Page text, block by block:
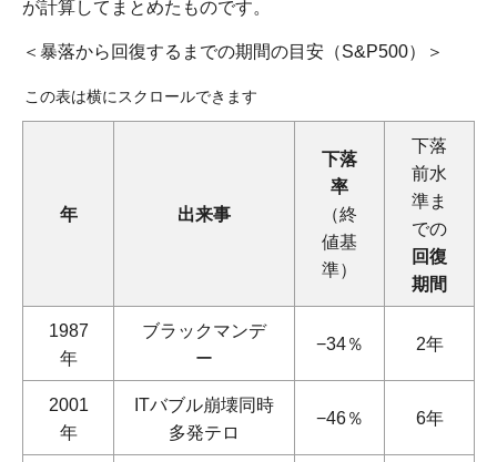
が計算してまとめたものです。
＜暴落から回復するまでの期間の目安（S&P500）＞
この表は横にスクロールできます
年 出来事
下落
率
（終
値基
準）
下落
前水
準ま
での
回復
期間
1987
年
ブラックマンデ
ー
−34％ 2年
2001
年
ITバブル崩壊同時
多発テロ
−46％ 6年